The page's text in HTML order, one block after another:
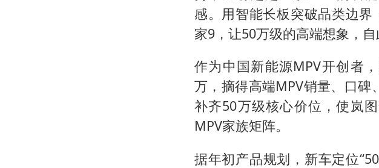
杭州全市有序停
36岁男演员成景
感。用智能长板突破品类边
家9，让50万级的高端想象，自
作为中国新能源MPV开创者
万，摘得高端MPV销量、口碑
补齐50万级核心价位，使岚
MPV家族矩阵。
据年初产品规划，新车定位